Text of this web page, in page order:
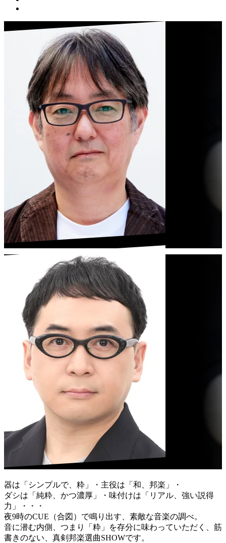
器は「シンプルで、粋」・主役は「和、邦楽」・
ダシは「純粋、かつ濃厚」・味付けは「リアル、強い説得
力」・・・
夜9時のCUE（合図）で鳴り出す、素敵な音楽の調べ。
音に潜む内側、つまり「粋」を存分に味わっていただく、筋
書きのない、真剣邦楽選曲SHOWです。